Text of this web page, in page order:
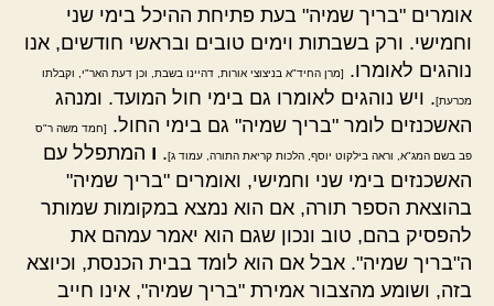
אומרים "בריך שמיה" בעת פתיחת ההיכל בימי שני
וחמישי. ורק בשבתות וימים טובים ובראשי חודשים, אנו
נוהגים לאומרו.
[מרן החיד"א בניצוצי אורות, דהיינו בשבת, וכן דעת האר"י, וקבלתו
מכרעת]. ויש נוהגים לאומרו גם בימי חול המועד. ומנהג
האשכנזים לומר "בריך שמיה" גם בימי החול.
[חמד משה ר"ס
פב בשם המג"א, וראה בילקוט יוסף, הלכות קריאת התורה, עמוד ג]. ו המתפלל עם
האשכנזים בימי שני וחמישי, ואומרים "בריך שמיה"
בהוצאת הספר תורה, אם הוא נמצא במקומות שמותר
להפסיק בהם, טוב ונכון שגם הוא יאמר עמהם את
ה"בריך שמיה". אבל אם הוא לומד בבית הכנסת, וכיוצא
בזה, ושומע מהצבור אמירת "בריך שמיה", אינו חייב